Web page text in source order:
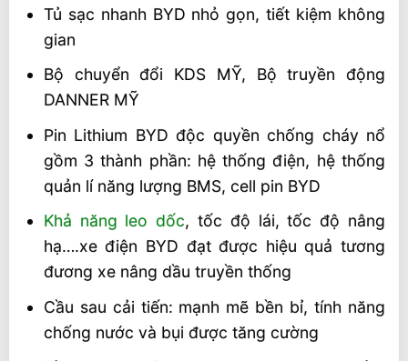
Tủ sạc nhanh BYD nhỏ gọn, tiết kiệm không
gian
Bộ chuyển đổi KDS MỸ, Bộ truyền động
DANNER MỸ
Pin Lithium BYD độc quyền chống cháy nổ
gồm 3 thành phần: hệ thống điện, hệ thống
quản lí năng lượng BMS, cell pin BYD
Khả năng leo dốc, tốc độ lái, tốc độ nâng
hạ….xe điện BYD đạt được hiệu quả tương
đương xe nâng dầu truyền thống
Cầu sau cải tiến: mạnh mẽ bền bỉ, tính năng
chống nước và bụi được tăng cường